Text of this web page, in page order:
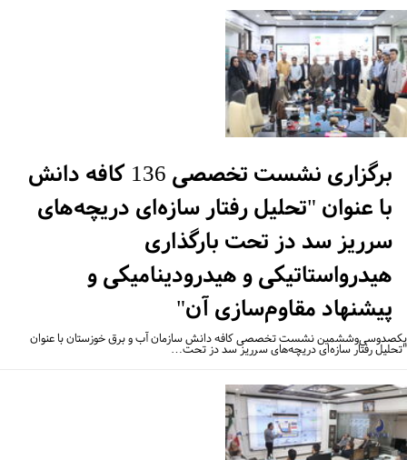
برگزاری نشست تخصصی 136 کافه دانش
با عنوان "تحلیل رفتار سازه‌ای دریچه‌های
سرریز سد دز تحت بارگذاری
هیدرواستاتیکی و هیدرودینامیکی و
پیشنهاد مقاوم‌سازی آن"
نشست تخصصی کافه ‌دانش سازمان آب و برق خوزستان با عنوان
رفتار سازه‌ای دریچه‌های سرریز سد دز تحت…